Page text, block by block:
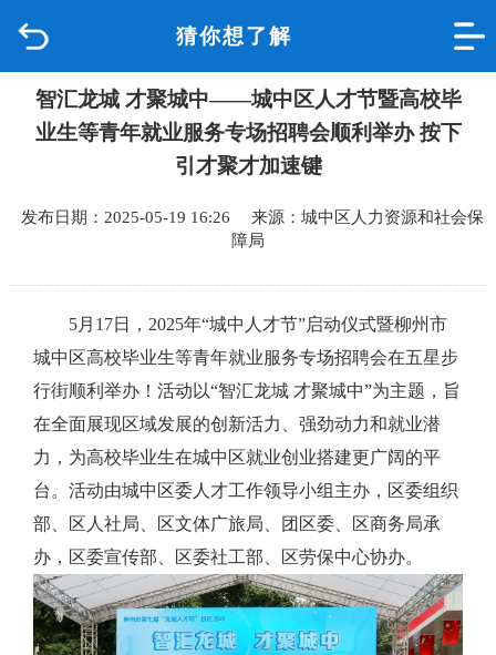
猜你想了解
品质城中
政府信息公开
网上办事
互动回应
智汇龙城 才聚城中——城中区人才节暨高校毕
业生等青年就业服务专场招聘会顺利举办 按下
引才聚才加速键
发布日期：2025-05-19 16:26 来源：城中区人力资源和社会保
障局
5月 17日， 2025年“城中人才节”启动仪式暨柳州市
城中区高校毕业生等青年就业服务专场招聘会在五星步
行街顺利举办！ 活动以“智汇龙城 才聚城中”为主题 ， 旨
在全面展现区域发展的创新活力、强劲动力和就业潜
力，为高校毕业生在城中 区就业创业搭建更广阔的平
台。活动由城中区委人才工作领导小组主办，区委组织
部、区 人社局、区文体广旅局、团区委、区商务局承
办 ， 区委宣传部、区委社工部、区劳保中心协办。